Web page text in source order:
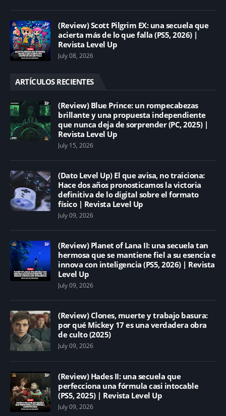
(Review) Scott Pilgrim EX: una secuela que
acierta más de lo que falla (PS5, 2026) |
Revista Level Up
July 08, 2026
ARTÍCULOS RECIENTES
(Review) Blue Prince: un rompecabezas
brillante y una propuesta independiente
que nunca deja de sorprender (PC, 2025) |
Revista Level Up
July 15, 2026
(Dato Level Up) El que avisa, no traiciona:
Hace dos años pronosticamos la victoria
definitiva de lo digital sobre el formato
físico | Revista Level Up
July 09, 2026
(Review) Planet of Lana II: una secuela tan
hermosa que se mantiene fiel a su esencia e
innova con inteligencia (PS5, 2026) | Revista
Level Up
July 09, 2026
(Review) Clones, muerte y trabajo basura:
por qué Mickey 17 es una verdadera obra
de culto (2025)
July 09, 2026
(Review) Hades II: una secuela que
perfecciona una fórmula casi intocable
(PS5, 2025) | Revista Level Up
July 09, 2026